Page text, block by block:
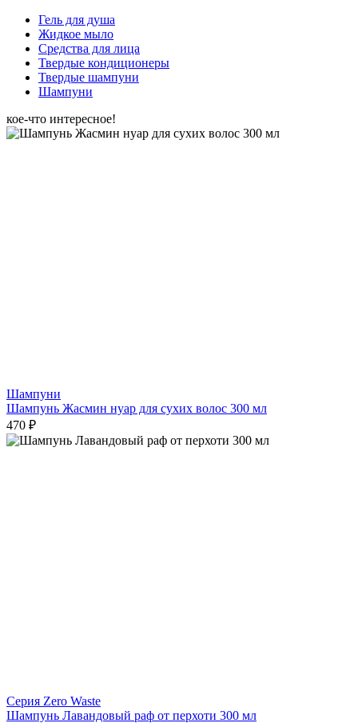
Гель для душа
Жидкое мыло
Средства для лица
Твердые кондиционеры
Твердые шампуни
Шампуни
кое-что интересное!
Шампуни
Шампунь Жасмин нуар для сухих волос 300 мл
470 ₽
Серия Zero Waste
Шампунь Лавандовый раф от перхоти 300 мл